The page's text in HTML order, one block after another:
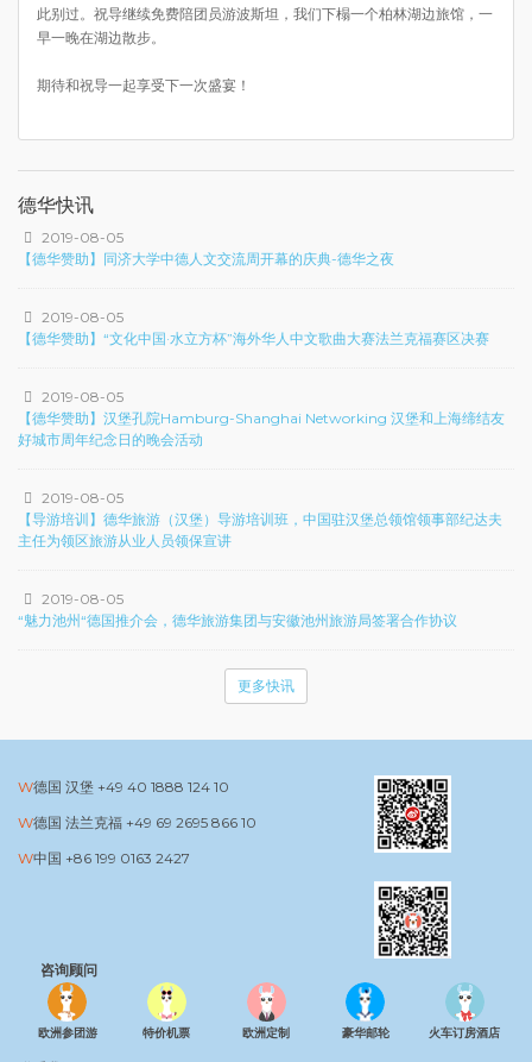
此别过。祝导继续免费陪团员游波斯坦，我们下榻一个柏林湖边旅馆，一
早一晚在湖边散步。
期待和祝导一起享受下一次盛宴！
德华快讯
2019-08-05
【德华赞助】同济大学中德人文交流周开幕的庆典-德华之夜
2019-08-05
【德华赞助】“文化中国·水立方杯”海外华人中文歌曲大赛法兰克福赛区决赛
2019-08-05
【德华赞助】汉堡孔院Hamburg-Shanghai Networking 汉堡和上海缔结友
好城市周年纪念日的晚会活动
2019-08-05
【导游培训】德华旅游（汉堡）导游培训班，中国驻汉堡总领馆领事部纪达夫
主任为领区旅游从业人员领保宣讲
2019-08-05
“魅力池州“德国推介会，德华旅游集团与安徽池州旅游局签署合作协议
更多快讯
德国 汉堡 +49 40 1888 124 10
德国 法兰克福 +49 69 2695 866 10
中国 +86 199 0163 2427
咨询顾问
欧洲参团游 特价机票 欧洲定制 豪华邮轮 火车订房酒店